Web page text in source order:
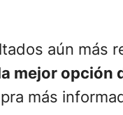
aún más
mejor opción
más